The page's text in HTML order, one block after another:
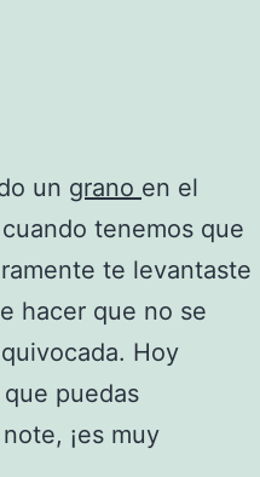
un grano en el
tenemos que
te levantaste
hacer que no se
Hoy
puedas
¡es muy